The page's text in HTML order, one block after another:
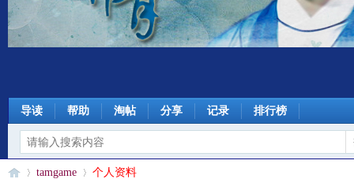
导读 帮助 淘帖 分享 记录 排行榜
tamgame 个人资料